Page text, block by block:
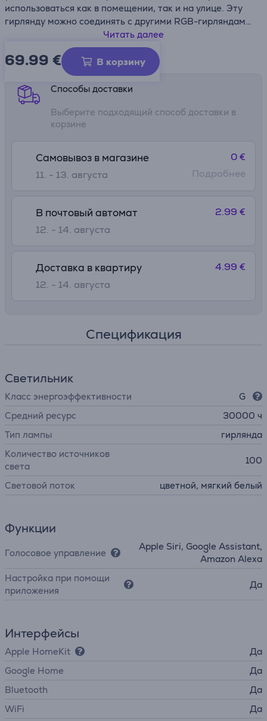
использоваться как в помещении, так и на улице. Эту
гирлянду можно соединять с другими RGB-гирляндами
Twinkley (до 4000 светодиодных лампочек или 10
Гирлянда содержит 100 лампочек, а общая длина ее
провода составляет 10,5 метров (из которых 8 метров с
лампочками). Срок службы лампочек превышает 30
000 часов.
Данное изделие может не иметь всех функций,
Читать далее
69.99 € В корзину
Информационный лист
Способы доставки
Выберите подходящий способ доставки в
корзине
Самовывоз в магазине
11. - 13. августа
0 €
Подробнее
В почтовый автомат
12. - 14. августа
2.99 €
Доставка в квартиру
12. - 14. августа
4.99 €
Спецификация
Светильник
Класс энергоэффективности
G
Средний ресурс
30000 ч
Тип лампы
гирлянда
Количество источников
света
100
Световой поток цветной, мягкий белый
Функции
Голосовое управление
Apple Siri, Google Assistant,
Amazon Alexa
Настройка при помощи
приложения
Да
Интерфейсы
Apple HomeKit
Да
Google Home
Да
Bluetooth
Да
WiFi
Да